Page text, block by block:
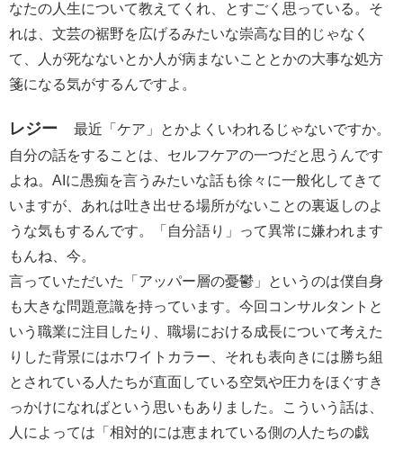
なたの人生について教えてくれ、とすごく思っている。そ
れは、文芸の裾野を広げるみたいな崇高な目的じゃなく
て、人が死なないとか人が病まないこととかの大事な処方
箋になる気がするんですよ。
レジー 最近「ケア」とかよくいわれるじゃないですか。
自分の話をすることは、セルフケアの一つだと思うんです
よね。AIに愚痴を言うみたいな話も徐々に一般化してきて
いますが、あれは吐き出せる場所がないことの裏返しのよ
うな気もするんです。「自分語り」って異常に嫌われます
もんね、今。
言っていただいた「アッパー層の憂鬱」というのは僕自身
も大きな問題意識を持っています。今回コンサルタントと
いう職業に注目したり、職場における成長について考えた
りした背景にはホワイトカラー、それも表向きには勝ち組
とされている人たちが直面している空気や圧力をほぐすき
っかけになればという思いもありました。こういう話は、
人によっては「相対的には恵まれている側の人たちの戯